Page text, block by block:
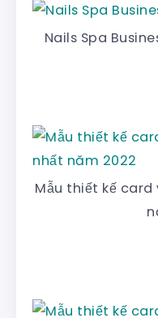
Nails Spa
Mẫu thiết kế